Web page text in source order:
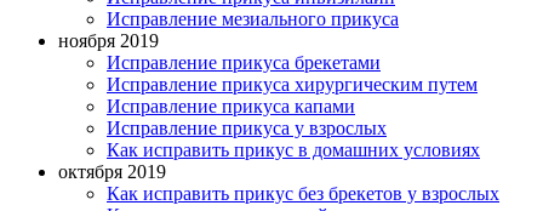
Исправление мезиального прикуса
ноября 2019
Исправление прикуса брекетами
Исправление прикуса хирургическим путем
Исправление прикуса капами
Исправление прикуса у взрослых
Как исправить прикус в домашних условиях
октября 2019
Как исправить прикус без брекетов у взрослых